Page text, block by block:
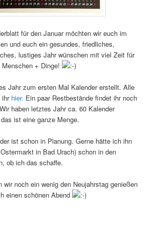
für den Januar möchten wir euch im
und euch ein gesundes, friedliches,
lustiges Jahr wünschen mit viel Zeit für
+ Dinge!
Jahr zum ersten Mal Kalender erstellt. Alle
ihr hier. Ein paar Restbestände findet ihr noch
haben letztes Jahr ca. 60 Kalender
ist eine ganze Menge.
ist schon in Planung. Gerne hätte ich ihn
in Bad Urach) schon in den
ob ich das schaffe.
wir noch ein wenig den Neujahrstag genießen
einen schönen Abend